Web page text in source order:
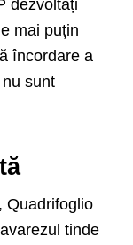
dezvoltați
mai puțin
încordare a
sunt
Quadrifoglio
tinde